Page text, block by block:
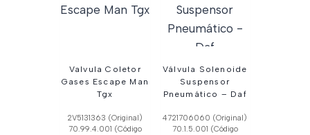
Valvula Coletor
Gases Escape Man
Tgx
2V5131363 (Original)
70.99.4.001 (Código
Válvula Solenoide
Suspensor
Pneumático – Daf
4721706060 (Original)
70.1.5.001 (Código